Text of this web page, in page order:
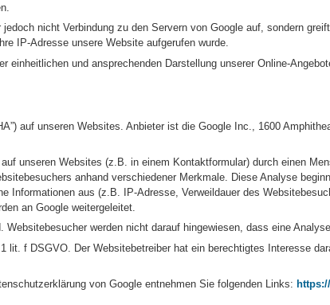
nicht Verbindung zu den Servern von Google auf, sondern
IP-Adresse unsere Website aufgerufen wurde.
einheitlichen und ansprechenden Darstellung unserer Online-
auf unseren Websites. Anbieter ist die Google Inc., 1600
unseren Websites (z.B. in einem Kontaktformular) durch einen
anhand verschiedener Merkmale. Diese Analyse
Informationen aus (z.B. IP-Adresse, Verweildauer des
an Google weitergeleitet.
werden nicht darauf hingewiesen, dass eine
lit. f DSGVO. Der Websitebetreiber hat ein berechtigtes Interesse
von Google entnehmen Sie folgenden Links: